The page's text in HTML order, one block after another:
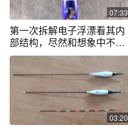
07:33
第一次拆解电子浮漂看其内
部结构，尽然和想象中不一
样
03:20